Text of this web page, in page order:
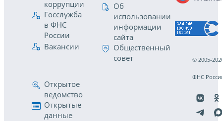
коррупции
Госслужба
в ФНС
России
Вакансии
Об
использовании
информации
сайта
Общественный
совет
Открытое
ведомство
Открытые
данные
© 2005-
ФНС